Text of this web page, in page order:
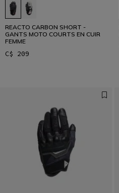
REACTO CARBON SHORT -
GANTS MOTO COURTS EN CUIR
FEMME
C$ 209